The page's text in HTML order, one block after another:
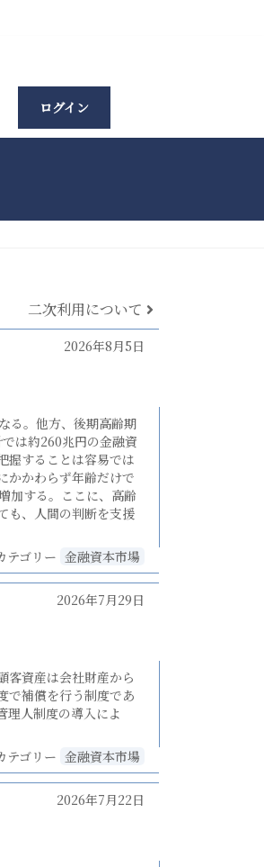
ログイン
二次利用について
2026年8月5日
る。他方、後期高齢期
は約260兆円の金融資
握することは容易では
かかわらず年齢だけで
加する。ここに、高齢
も、人間の判断を支援
テゴリー 金融資本市場
2026年7月29日
客資産は会社財産から
で補償を行う制度であ
理人制度の導入によ
テゴリー 金融資本市場
2026年7月22日